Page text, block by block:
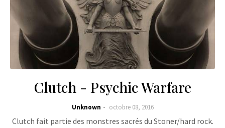
Clutch - Psychic Warfare
Unknown octobre 08, 2016
Clutch fait partie des monstres sacrés du Stoner/hard rock.